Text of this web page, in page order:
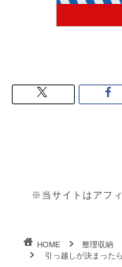
※当サイトはアフ
HOME
整理収納
引っ越しが決まった